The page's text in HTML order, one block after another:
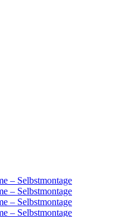
– Selbstmontage
– Selbstmontage
– Selbstmontage
– Selbstmontage